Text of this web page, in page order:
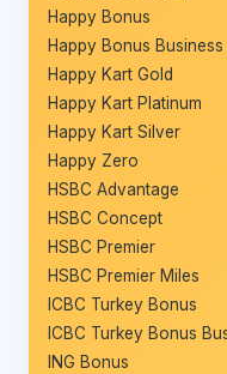
Happy Bonus
Happy Bonus Business
Happy Kart Gold
Happy Kart Platinum
Happy Kart Silver
Happy Zero
HSBC Advantage
HSBC Concept
HSBC Premier
HSBC Premier Miles
ICBC Turkey Bonus
ICBC Turkey Bonus
ING Bonus